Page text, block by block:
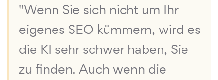
"Wenn Sie sich nicht um Ihr
eigenes SEO kümmern, wird es
die KI sehr schwer haben, Sie
zu finden. Auch wenn die